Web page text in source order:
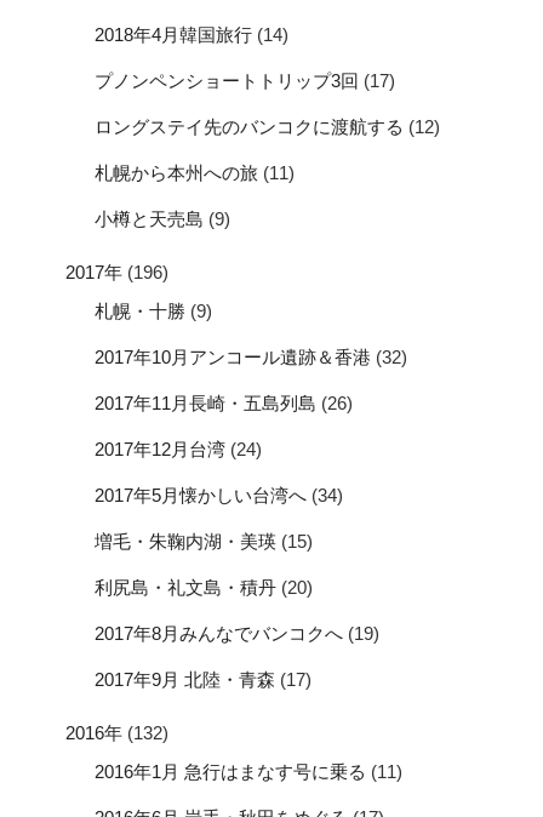
2018年4月韓国旅行 (14)
プノンペンショートトリップ3回 (17)
ロングステイ先のバンコクに渡航する (12)
札幌から本州への旅 (11)
小樽と天売島 (9)
2017年 (196)
札幌・十勝 (9)
2017年10月アンコール遺跡＆香港 (32)
2017年11月長崎・五島列島 (26)
2017年12月台湾 (24)
2017年5月懐かしい台湾へ (34)
増毛・朱鞠内湖・美瑛 (15)
利尻島・礼文島・積丹 (20)
2017年8月みんなでバンコクへ (19)
2017年9月 北陸・青森 (17)
2016年 (132)
2016年1月 急行はまなす号に乗る (11)